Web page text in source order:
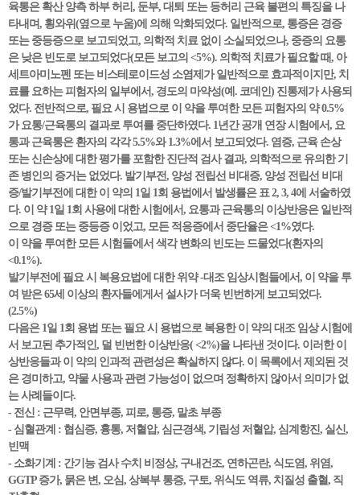
육통은 확산 양측 하부 허리, 둔부, 대퇴 또는 등허리 근육 불편의 특징을 나
타내며, 횡와위(옆으로 누움)에 의해 악화되었다. 일반적으로, 통증은 경증
또는 중등증으로 보고되었고, 의학적 치료 없이 소실되었으나, 중증의 요통
은 낮은 빈도로 보고되었다(모든 보고의 <5%). 의학적 치료가 필요할 때, 아
세트아미노펜 또는 비스테로이드성 소염제가 일반적으로 효과적이지만, 치
료를 요하는 피험자의 일부에서, 경도의 마약성(예. 코데인) 진통제가 사용되
었다. 전반적으로, 필요 시 용법으로 이 약을 투여한 모든 피험자의 약 0.5%
가 요통/근육통의 결과로 투여를 중단하였다. 1년간 공개 연장 시험에서, 요
통과 근육통은 환자의 각각 5.5%와 1.3%에서 보고되었다. 염증, 근육 손상
또는 신손상에 대한 평가를 포함한 진단적 검사 결과, 의학적으로 유의한 기
존 병인의 증거는 없었다. 발기부전, 양성 전립선 비대증, 양성 전립선 비대
증/발기부전에 대한 이 약의 1일 1회 용법에서 발생률은 표 2, 3, 4에 서술하였
다. 이 약 1일 1회 사용에 대한 시험에서, 요통과 근육통의 이상반응은 일반적
으로 경증 또는 중등증 이었고, 모든 적응증에서 중단율은 <1%였다.
이 약을 투여한 모든 시험들에서 색각 변화의 빈도는 드물었다(환자의
<0.1%).
발기부전에 필요 시 복용요법에 대한 위약 -대조 임상시험들에서, 이 약을 투
여 받은 65세 이상의 환자들에게서 설사가 더욱 빈번하게 보고되었다.
(2.5%)
다음은 1일 1회 용법 또는 필요 시 용법으로 복용한 이 약의 대조 임상 시험에
서 보고된 추가적인, 덜 빈번한 이상반응( <2%)을 나타낸 것이다. 이러한 이
상반응들과 이 약의 인과적 관련성은 확실하지 않다. 이 목록에서 제외된 것
은 경미하고, 약물 사용과 관련 가능성이 없으며 정확하지 않아서 의미가 없
는 사례들이다.
- 전신 : 근무력, 안면부종, 피로, 통증, 말초 부종
- 심혈관계 : 협심증, 흉통, 저혈압, 심근경색, 기립성 저혈압, 심계항진, 실신,
빈맥
- 소화기계 : 간기능 검사 수치 비정상, 구내건조, 연하곤란, 식도염, 위염,
GGTP 증가, 묽은 변, 오심, 상복부 통증, 구토, 위식도 역류, 치질성 출혈, 직